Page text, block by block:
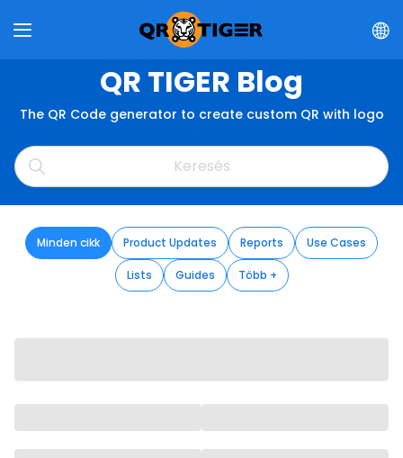
QR TIGER Blog
The QR Code generator to create custom QR with logo
Minden cikk Product Updates Reports Use Cases
Lists Guides Több +